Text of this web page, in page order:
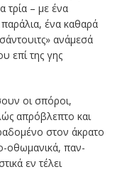
τρία – με ένα
ένα καθαρά
ανάμεσά
επί της γης
οι σπόροι,
απρόβλεπτο και
στον άκρατο
οθωμανικά, παν-
εν τέλει